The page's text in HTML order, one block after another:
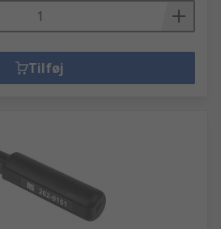
Tilføj